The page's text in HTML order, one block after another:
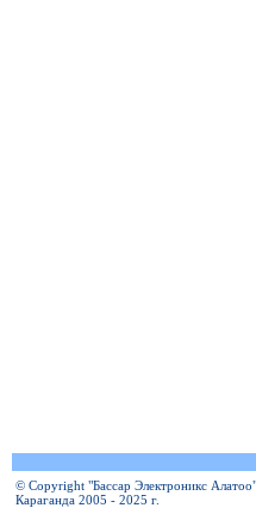
© Copyright "Бассар Электроникс Алатоо"
Караганда 2005 - 2025 г.